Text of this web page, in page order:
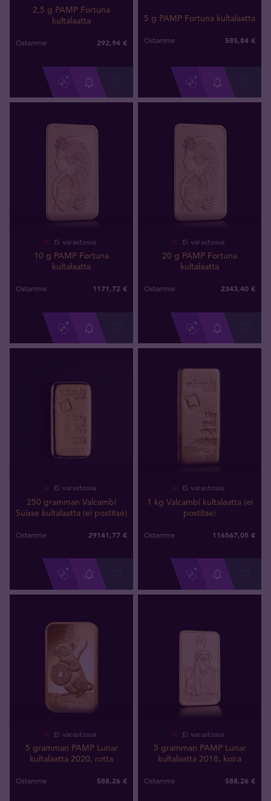
2,5 g PAMP Fortuna
kultalaatta
Ostamme 292,94 €
5 g PAMP Fortuna kultalaatta
Ostamme 585,84 €
Ei varastossa
10 g PAMP Fortuna
kultalaatta
Ostamme 1171,72 €
Ei varastossa
20 g PAMP Fortuna
kultalaatta
Ostamme 2343,40 €
Ei varastossa
250 gramman Valcambi
Suisse kultalaatta (ei postitse)
Ostamme 29141,77 €
Ei varastossa
1 kg Valcambi kultalaatta (ei
postitse)
Ostamme 116567,05 €
Ei varastossa
5 gramman PAMP Lunar
kultalaatta 2020, rotta
Ostamme 588,26 €
Ei varastossa
5 gramman PAMP Lunar
kultalaatta 2018, koira
Ostamme 588,26 €